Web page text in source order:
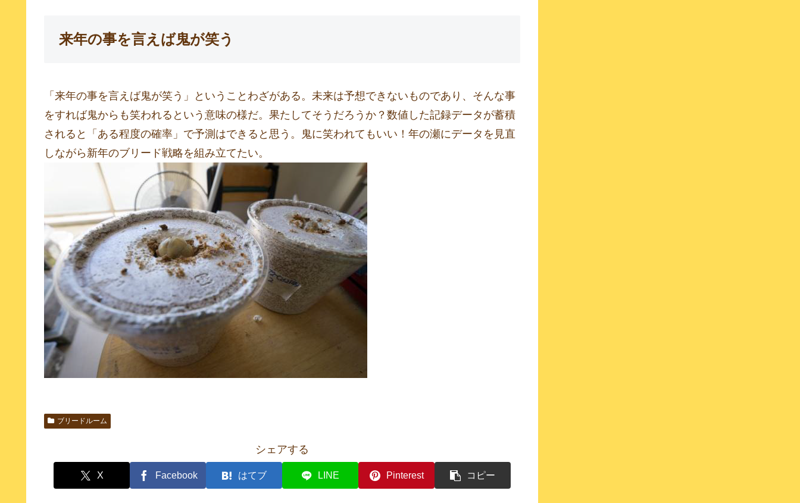
来年の事を言えば鬼が笑う
「来年の事を言えば鬼が笑う」ということわざがある。未来は予想できないものであり、そんな事
をすれば鬼からも笑われるという意味の様だ。果たしてそうだろうか？数値した記録データが蓄積
されると「ある程度の確率」で予測はできると思う。鬼に笑われてもいい！年の瀬にデータを見直
しながら新年のブリード戦略を組み立てたい。
ブリードルーム
シェアする
X Facebook はてブ LINE Pinterest コピー